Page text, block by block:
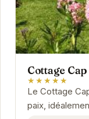
Cottage
★★★★★
Le Cottage
paix,